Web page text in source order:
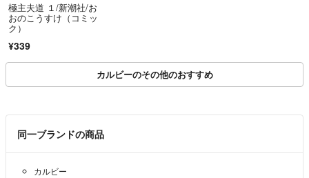
極主夫道 １/新潮社/お
おのこうすけ（コミッ
ク）
¥339
カルビーのその他のおすすめ
同一ブランドの商品
カルビー